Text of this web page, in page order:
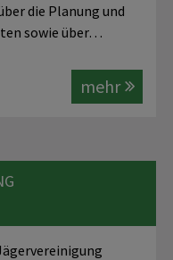
die Planung und
sowie über…
mehr